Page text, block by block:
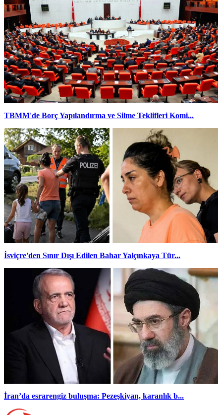
TBMM'de Borç Yapılandırma ve Silme Teklifleri Komi...
İsviçre'den Sınır Dışı Edilen Bahar Yalçınkaya Tür...
İran’da esrarengiz buluşma: Pezeşkiyan, karanlık b...